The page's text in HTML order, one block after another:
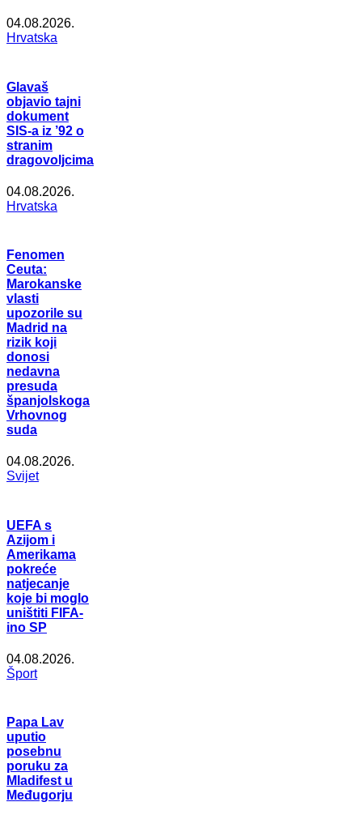
04.08.2026.
Hrvatska
Glavaš
objavio tajni
dokument
SIS-a iz ’92 o
stranim
dragovoljcima
04.08.2026.
Hrvatska
Fenomen
Ceuta:
Marokanske
vlasti
upozorile su
Madrid na
rizik koji
donosi
nedavna
presuda
španjolskoga
Vrhovnog
suda
04.08.2026.
Svijet
UEFA s
Azijom i
Amerikama
pokreće
natjecanje
koje bi moglo
uništiti FIFA-
ino SP
04.08.2026.
Šport
Papa Lav
uputio
posebnu
poruku za
Mladifest u
Međugorju